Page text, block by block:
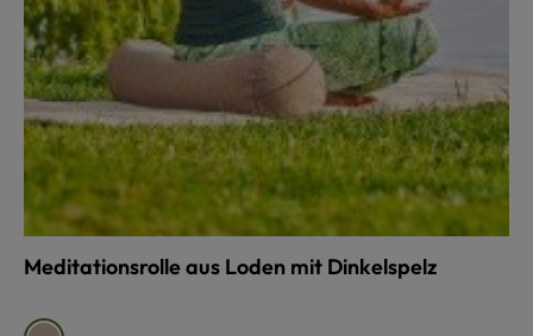
Meditationsrolle aus Loden mit Dinkelspelz